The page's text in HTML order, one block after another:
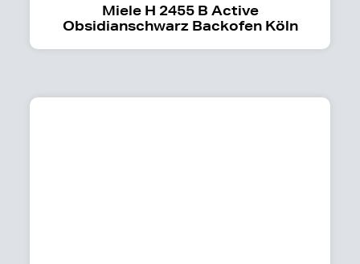
Miele H 2455 B Active
Obsidianschwarz Backofen Köln